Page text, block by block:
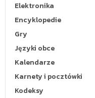
Elektronika
Encyklopedie
Gry
Języki obce
Kalendarze
Karnety i pocztówki
Kodeksy